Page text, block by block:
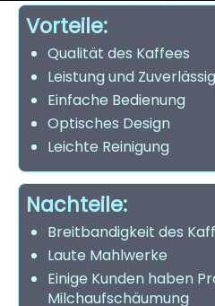
Vorteile:
Qualität des Kaffees
Leistung und
Einfache Bedienung
Optisches Design
Leichte Reinigung
Nachteile:
Breitbandigkeit des
Laute Mahlwerke
Einige Kunden haben
Milchaufschäumung